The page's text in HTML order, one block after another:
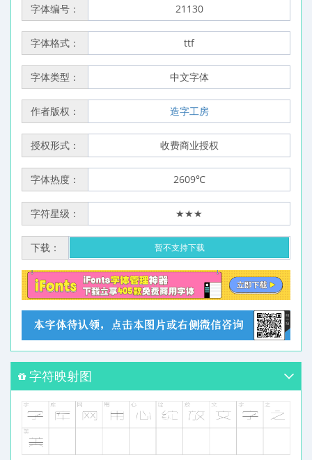
字体编号： 21130
字体格式： ttf
字体类型： 中文字体
作者版权： 造字工房
授权形式： 收费商业授权
字体热度： 2609℃
字符星级： ★★★
下载： 暂不支持下载
字符映射图